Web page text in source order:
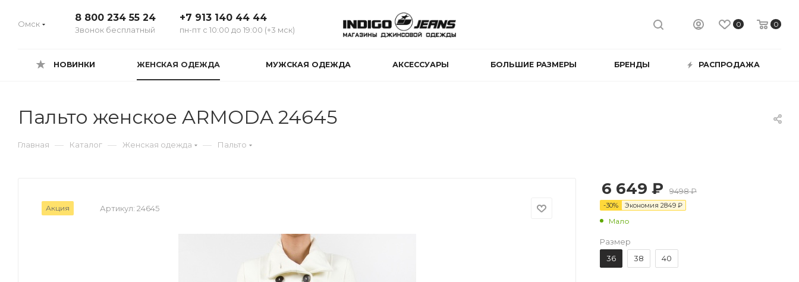
Омск
8 800 234 55 24
Звонок бесплатный
+7 913 140 44 44
пн-пт с 10:00 до 19:00 (+3 мск)
0 0
НОВИНКИ ЖЕНСКАЯ ОДЕЖДА МУЖСКАЯ ОДЕЖДА АКСЕССУАРЫ БОЛЬШИЕ РАЗМЕРЫ БРЕНДЫ РАСПРОДАЖА
Пальто женское ARMODA 24645
Главная — Каталог — Женская одежда — Пальто
Акция Артикул: 24645
6 649 ₽ 9498 ₽
-30% Экономия 2849 ₽
Мало
Размер
36
38 40